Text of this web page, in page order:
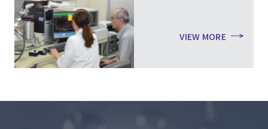
VIEW MORE